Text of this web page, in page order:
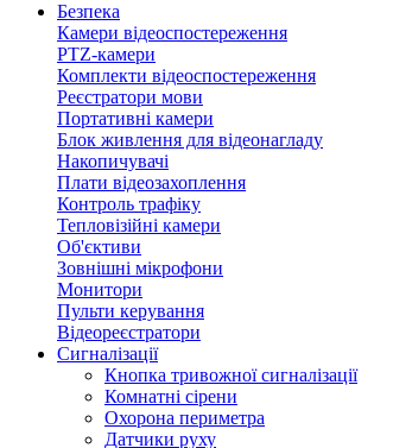
Безпека
Камери відеоспостереження
PTZ-камери
Комплекти відеоспостереження
Реєстратори мови
Портативні камери
Блок живлення для відеонагладу
Накопичувачі
Плати відеозахоплення
Контроль трафіку
Тепловізійні камери
Об'єктиви
Зовнішні мікрофони
Монитори
Пульти керування
Відеореєстратори
Сигналізації
Кнопка тривожної сигналізації
Комнатні сірени
Охорона периметра
Датчики руху